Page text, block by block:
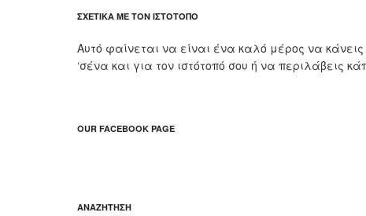
ΣΧΕΤΙΚΆ ΜΕ ΤΟΝ ΙΣΤΌΤΟΠΟ
Αυτό φαίνεται να είναι ένα καλό μέρος να
‘σένα και για τον ιστότοπό σου ή να περιλάβεις
OUR FACEBOOK PAGE
ΑΝΑΖΉΤΗΣΗ